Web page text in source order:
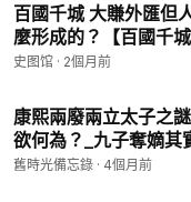
百國千城 大賺外匯但
麼形成的？【百國千城
史图馆 · 2個月前
康熙兩廢兩立太子之
欲何為？_九子奪嫡其
舊時光備忘錄 · 4個月前